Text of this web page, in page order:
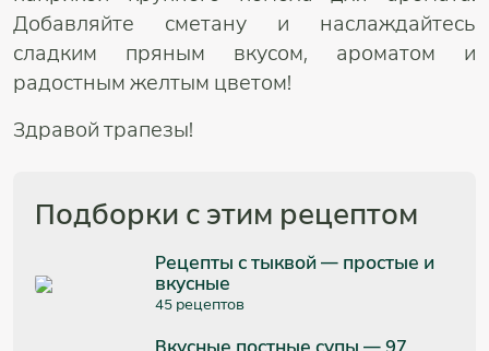
Добавляйте сметану и наслаждайтесь
сладким пряным вкусом, ароматом и
радостным желтым цветом!
Здравой трапезы!
Подборки с этим рецептом
Рецепты с тыквой — простые и
вкусные
45 рецептов